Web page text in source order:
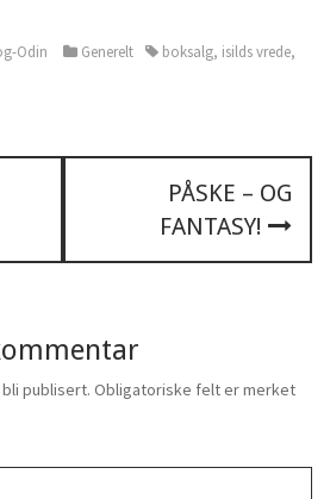
Odin Generelt boksalg, isilds vrede,
PÅSKE – OG
FANTASY!
publisert. Obligatoriske felt er merket